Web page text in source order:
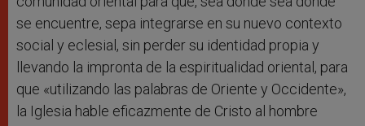
se encuentre, sepa integrarse en su nuevo contexto
social y eclesial, sin perder su identidad propia y
llevando la impronta de la espiritualidad oriental, para
que «utilizando las palabras de Oriente y Occidente»,
la Iglesia hable eficazmente de Cristo al hombre